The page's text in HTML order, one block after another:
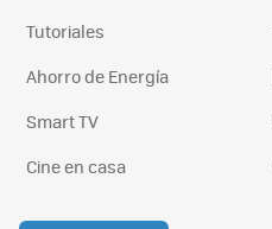
Tutoriales
Ahorro de Energía
Smart TV
Cine en casa